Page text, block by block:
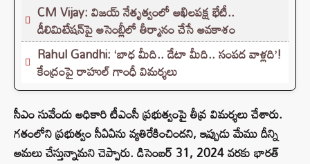
CM Vijay: విజయ్ నేతృత్వంలో అఖిలపక్ష భేటీ..
డీలిమిటేషన్‌పై అసెంబ్లీలో తీర్మానం చేసే అవకాశం
Rahul Gandhi: ‘బాధ మీది.. డేటా మీది.. సంపద వాళ్లది’!
కేంద్రంపై రాహుల్ గాంధీ విమర్శలు
సీఎం సువేందు అధికారి టీఎంసీ ప్రభుత్వంపై తీవ్ర విమర్శలు చేశారు.
గతంలోని ప్రభుత్వం సీఏఏను వ్యతిరేకించిందని, ఇప్పుడు మేము దీన్ని
అమలు చేస్తున్నామని చెప్పారు. డిసెంబర్ 31, 2024 వరకు భారత్